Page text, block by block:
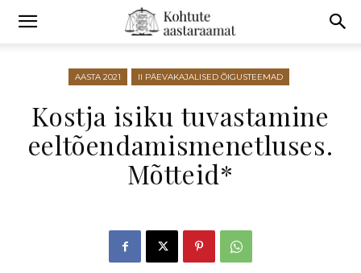
Avaleht
AASTA 2021 II PÄEVAKAJALISED ÕIGUSTEEMAD
Kostja isiku tuvastamine
eeltõendamismenetluses.
Mõtteid*